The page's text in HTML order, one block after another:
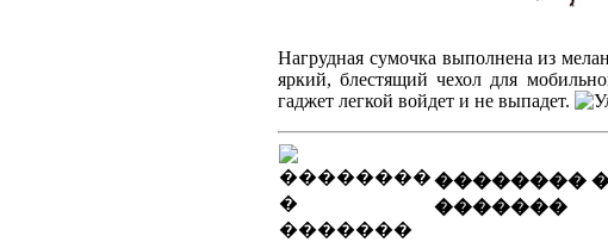
Нагрудная сумочка выполнена из
яркий, блестящий чехол для
гаджет легкой войдет и не выпадет.
��������
�������